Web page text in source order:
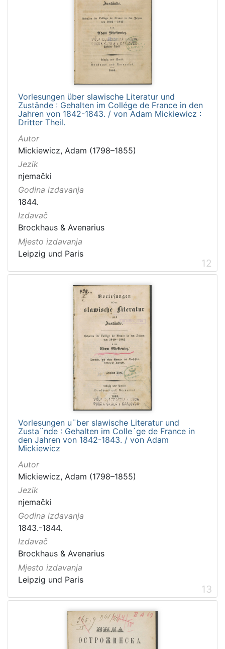
Vorlesungen über slawische Literatur und
Zustände : Gehalten im Collége de France in den
Jahren von 1842-1843. / von Adam Mickiewicz :
Dritter Theil.
Autor
Mickiewicz, Adam (1798–1855)
Jezik
njemački
Godina izdavanja
1844.
Izdavač
Brockhaus & Avenarius
Mjesto izdavanja
Leipzig und Paris
12
Vorlesungen u¨ber slawische Literatur und
Zusta¨nde : Gehalten im Colle´ge de France in
den Jahren von 1842-1843. / von Adam
Mickiewicz
Autor
Mickiewicz, Adam (1798–1855)
Jezik
njemački
Godina izdavanja
1843.-1844.
Izdavač
Brockhaus & Avenarius
Mjesto izdavanja
Leipzig und Paris
13